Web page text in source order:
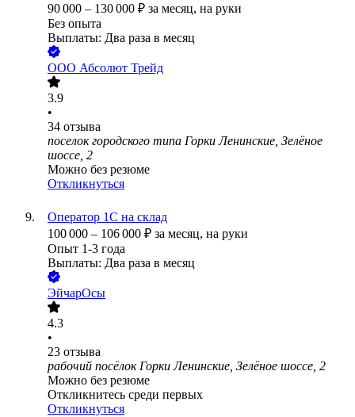
90 000 – 130 000 ₽ за месяц, на руки
Без опыта
Выплаты: Два раза в месяц
ООО Абсолют Трейд
3.9
•
34 отзыва
поселок городского типа Горки Ленинские, Зелёное
шоссе, 2
Можно без резюме
Откликнуться
Оператор 1С на склад
100 000 – 106 000 ₽ за месяц, на руки
Опыт 1-3 года
Выплаты: Два раза в месяц
ЭйчарОсы
4.3
•
23 отзыва
рабочий посёлок Горки Ленинские, Зелёное шоссе, 2
Можно без резюме
Откликнитесь среди первых
Откликнуться